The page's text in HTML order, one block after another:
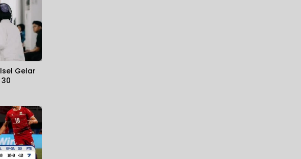
Gelar